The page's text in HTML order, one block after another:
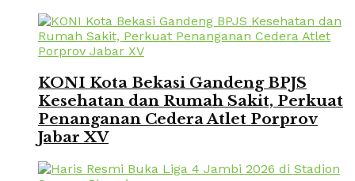
KONI Kota Bekasi Gandeng BPJS
Kesehatan dan Rumah Sakit, Perkuat
Penanganan Cedera Atlet Porprov
Jabar XV